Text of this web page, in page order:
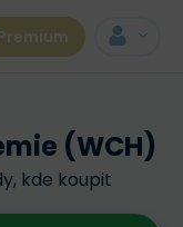
(WCH)
kde koupit